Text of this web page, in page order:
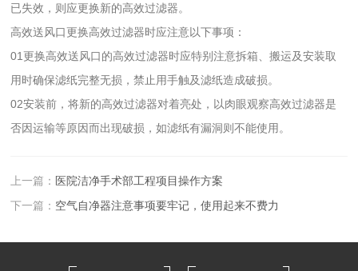
已失效，则应更换新的高效过滤器。
高效送风口更换高效过滤器时应注意以下事项：
01更换高效送风口的高效过滤器时应特别注意拆箱、搬运及安装取
用时确保滤纸完整无损，禁止用手触及滤纸造成破损。
02安装前，将新的高效过滤器对着亮处，以肉眼观察高效过滤器是
否因运输等原因而出现破损，如滤纸有漏洞则不能使用。
上一篇： 医院洁净手术部工程项目操作方案
下一篇： 空气自净器注意事项要牢记，使用起来不费力